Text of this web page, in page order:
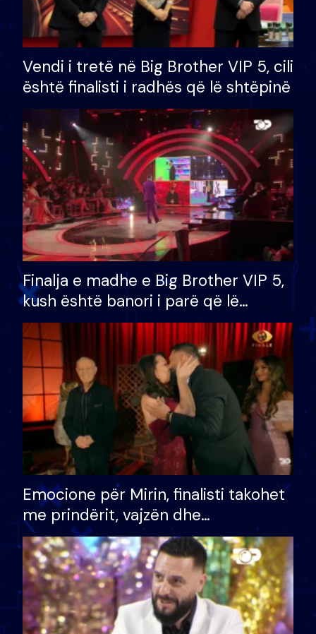
Vendi i tretë në Big Brother VIP 5, cili
është finalisti i radhës që lë shtëpinë
Finalja e madhe e Big Brother VIP 5,
kush është banori i parë që lë
shtëpinë dhe humb mundësinë për
të fituar çmimin e madh
Emocione për Mirin, finalisti takohet
me prindërit, vajzën dhe
bashkëshorten: S’kemi ndonjë letër
divorci apo jo?